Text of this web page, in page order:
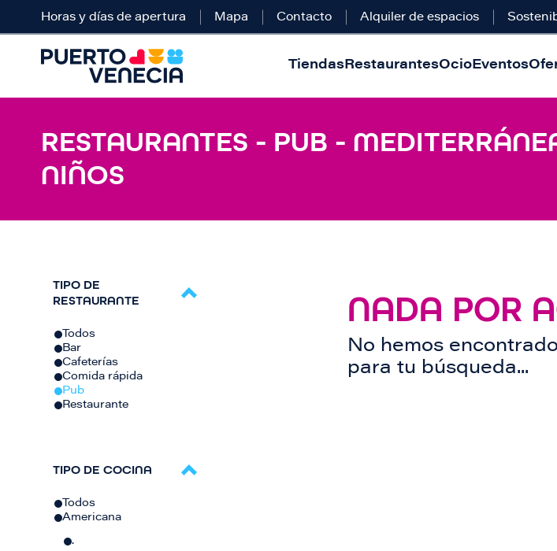
Horas y días de apertura Mapa Contacto Alquiler de espacios
TiendasRestaurantesOcioEventos
RESTAURANTES - PUB -
NIÑOS
TIPO DE
RESTAURANTE
Todos
Bar
Cafeterías
Comida rápida
Pub
Restaurante
TIPO DE COCINA
Todos
Americana
.
NADA POR
No hemos
para tu búsqueda...